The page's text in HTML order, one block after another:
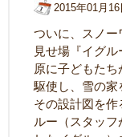
2015年01月
ついに、スノー
見せ場『イグ
原に子どもた
駆使し、雪の家
その設計図を
ルー（スタッ